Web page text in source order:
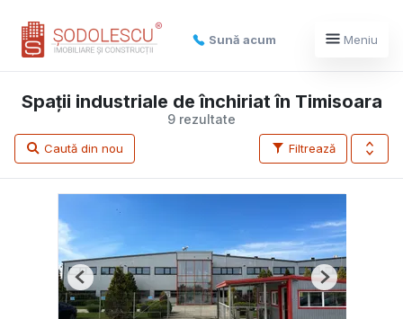
Sună acum Meniu
9 rezultate
Spații industriale de închiriat în Timisoara
Filtrează
Caută din nou
Previous Next